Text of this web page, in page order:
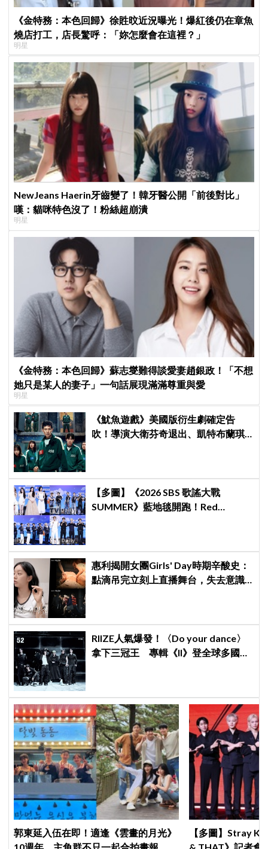
《金特務：本色回歸》徐貹旼近況曝光！爆紅後仍在章魚
燒店打工，店長驚呼：「妳怎麼會在這裡？」
明星
NewJeans Haerin牙齒變了！韓牙醫公開「前後對比」
嘆：貓咪特色沒了！粉絲超崩潰
明星
《金特務：本色回歸》蘇志燮難得談愛妻趙銀政！「不想
她只是某人的妻子」一句話展現滿滿尊重與愛
明星
《魷魚遊戲》美國版衍生劇確定告
吹！導演大衛芬奇退出、凱特布蘭琪
【多圖】《2026 SBS 歌謠大戰
SUMMER》藍地毯開跑！Red
惠利揭開女團Girls' Day時期辛酸史：
點滴吊完立刻上直播舞台，失去意識
RIIZE人氣爆發！〈Do your dance〉
拿下三冠王 專輯《II》登全球多國排
郭東延入伍在即！適逢《雲畫的月光》
【多圖】Stray